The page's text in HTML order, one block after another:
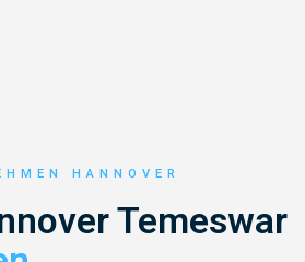
HANNOVER
Temeswar